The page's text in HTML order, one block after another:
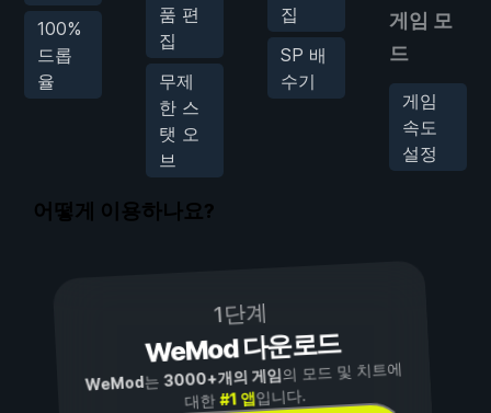
100%
드롭
율
품 편
집
무제
한 스
탯 오
브
집
SP 배
수기
게임 모
드
게임
속도
설정
어떻게 이용하나요?
1단계
WeMod 다운로드
WeMod는3000+개의 게임의 모드 및 치트에
대한#1 앱입니다.